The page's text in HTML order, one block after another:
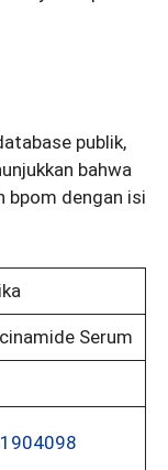
publik,
bahwa
bpom dengan isi
Serum